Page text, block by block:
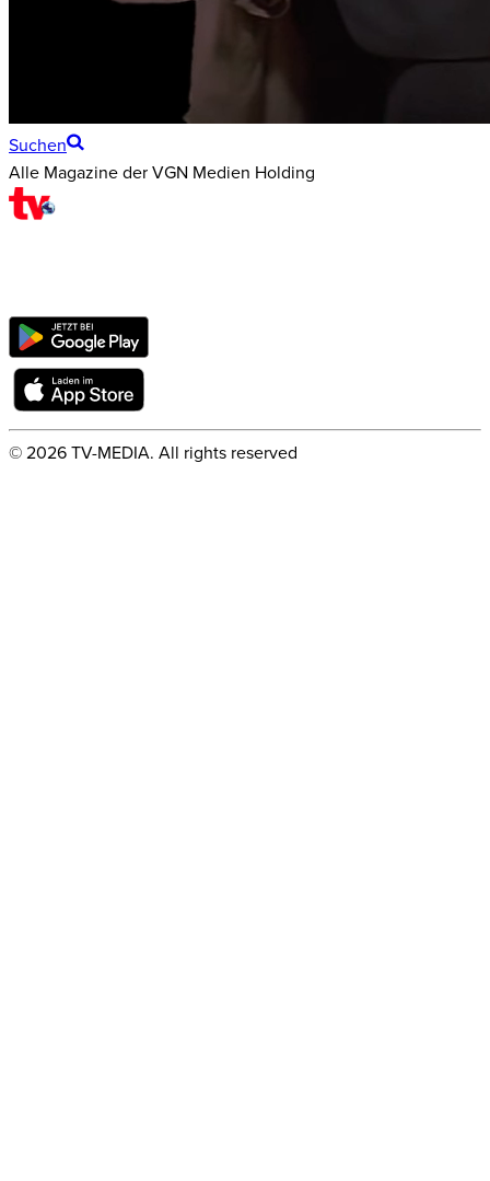
Suchen
Alle Magazine der VGN Medien Holding
© 2026 TV-MEDIA. All rights reserved